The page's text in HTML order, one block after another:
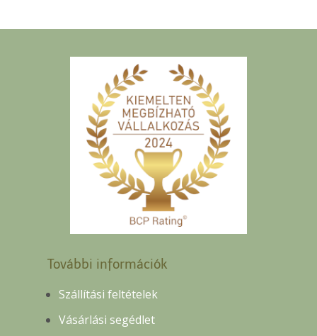
További információk
Szállítási feltételek
Vásárlási segédlet